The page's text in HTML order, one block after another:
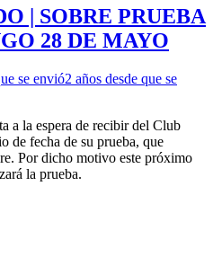
| SOBRE PRUEBA
28 DE MAYO
se envió2 años desde que se
a la espera de recibir del Club
de fecha de su prueba, que
Por dicho motivo este próximo
la prueba.